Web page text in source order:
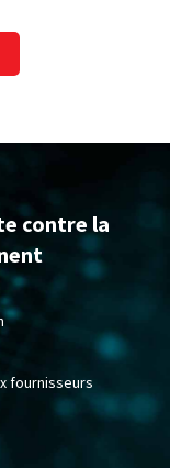
contre la
fournisseurs